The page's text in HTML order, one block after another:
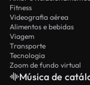
Fitness
Videografia aérea
Alimentos e bebidas
Viagem
Transporte
Tecnologia
Zoom de fundo virtual
Música de